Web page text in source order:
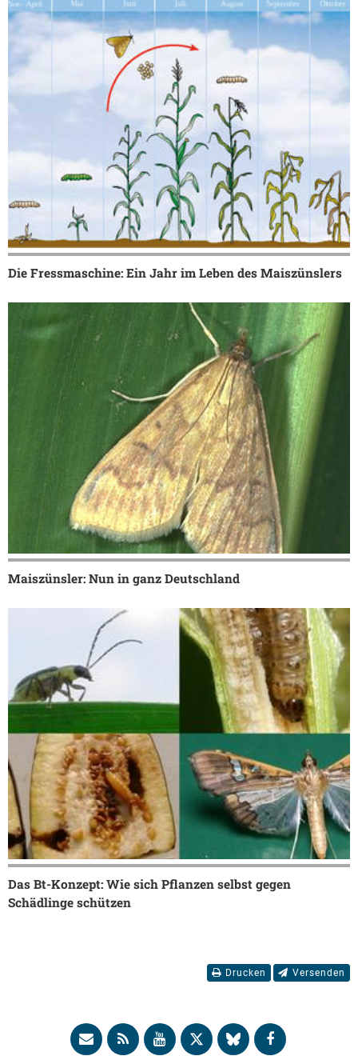
Die Fressmaschine: Ein Jahr im Leben des Maiszünslers
Maiszünsler: Nun in ganz Deutschland
Das Bt-Konzept: Wie sich Pflanzen selbst gegen
Schädlinge schützen
Drucken Versenden